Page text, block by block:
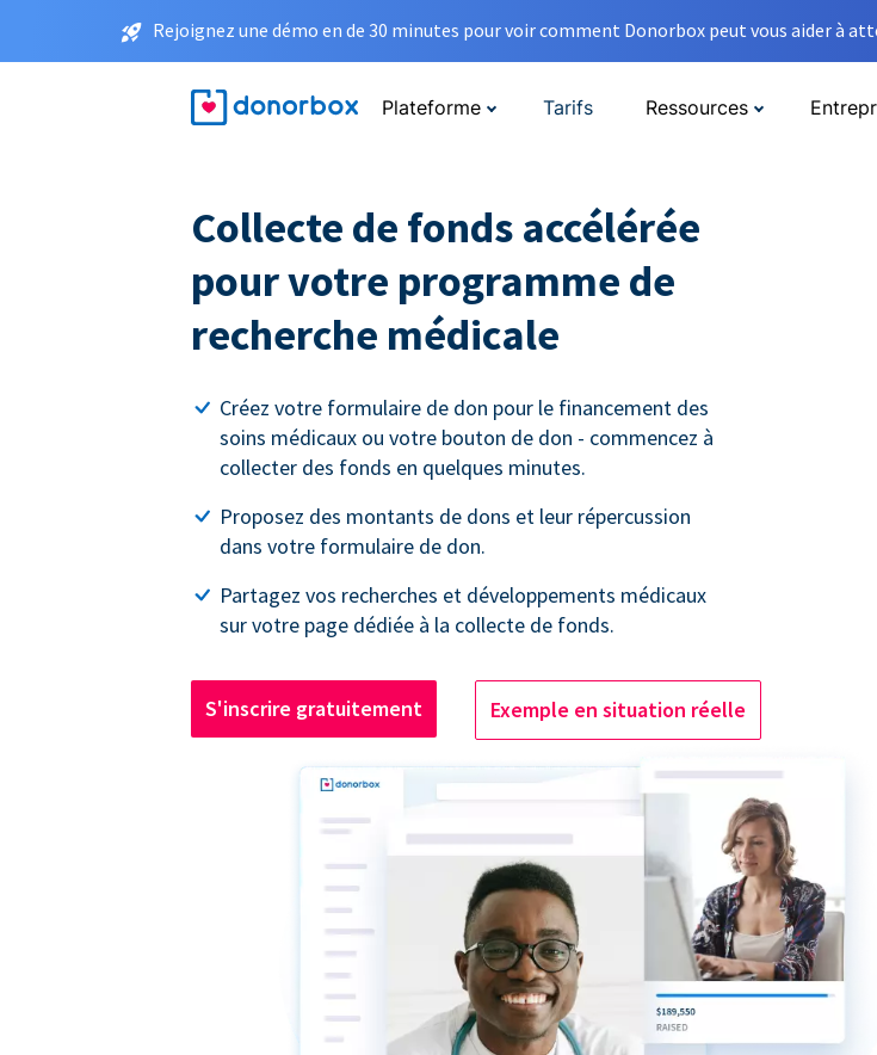
Rejoignez une démo en de 30 minutes pour voir comment Donorbox peut vous aider à
Plateforme Tarifs Ressources
Collecte de fonds accélérée
pour votre programme de
recherche médicale
Créez votre formulaire de don pour le financement des
soins médicaux ou votre bouton de don - commencez à
collecter des fonds en quelques minutes.
Proposez des montants de dons et leur répercussion
dans votre formulaire de don.
Partagez vos recherches et développements médicaux
sur votre page dédiée à la collecte de fonds.
S'inscrire gratuitement Exemple en situation réelle